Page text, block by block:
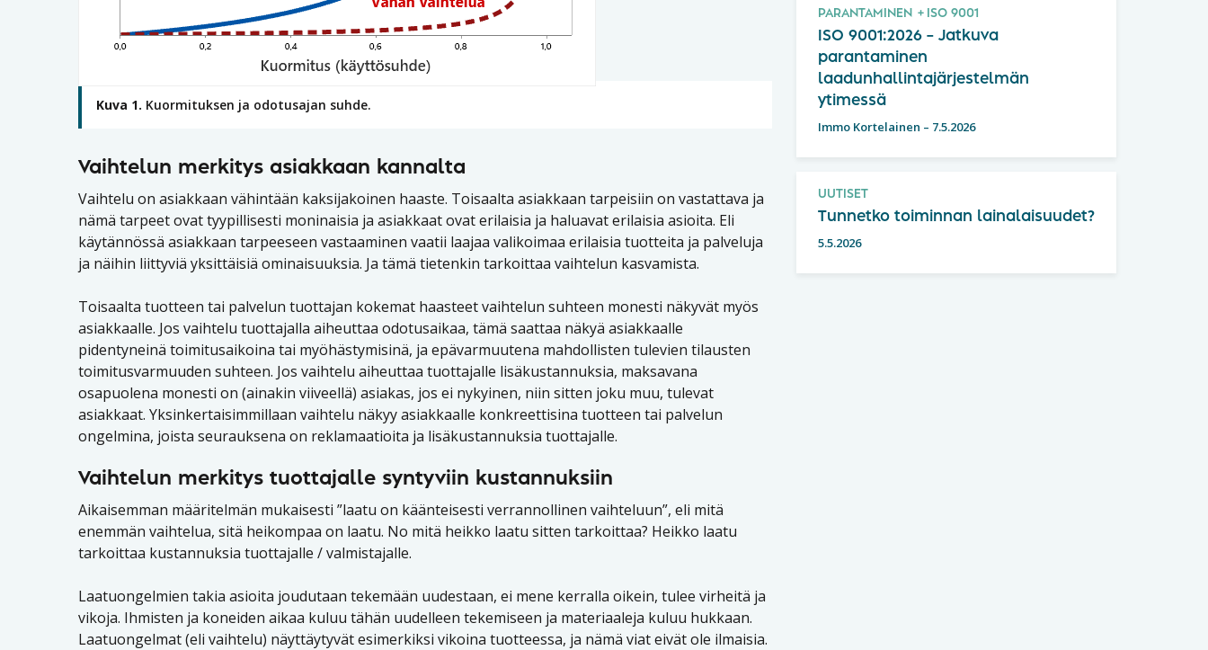
Kuva 1. Kuormituksen ja odotusajan suhde.
Vaihtelun merkitys asiakkaan kannalta
Vaihtelu on asiakkaan vähintään kaksijakoinen haaste. Toisaalta asiakkaan tarpeisiin on vastattava ja
nämä tarpeet ovat tyypillisesti moninaisia ja asiakkaat ovat erilaisia ja haluavat erilaisia asioita. Eli
käytännössä asiakkaan tarpeeseen vastaaminen vaatii laajaa valikoimaa erilaisia tuotteita ja palveluja
ja näihin liittyviä yksittäisiä ominaisuuksia. Ja tämä tietenkin tarkoittaa vaihtelun kasvamista.
Toisaalta tuotteen tai palvelun tuottajan kokemat haasteet vaihtelun suhteen monesti näkyvät myös
asiakkaalle. Jos vaihtelu tuottajalla aiheuttaa odotusaikaa, tämä saattaa näkyä asiakkaalle
pidentyneinä toimitusaikoina tai myöhästymisinä, ja epävarmuutena mahdollisten tulevien tilausten
toimitusvarmuuden suhteen. Jos vaihtelu aiheuttaa tuottajalle lisäkustannuksia, maksavana
osapuolena monesti on (ainakin viiveellä) asiakas, jos ei nykyinen, niin sitten joku muu, tulevat
asiakkaat. Yksinkertaisimmillaan vaihtelu näkyy asiakkaalle konkreettisina tuotteen tai palvelun
ongelmina, joista seurauksena on reklamaatioita ja lisäkustannuksia tuottajalle.
Vaihtelun merkitys tuottajalle syntyviin kustannuksiin
Aikaisemman määritelmän mukaisesti ”laatu on käänteisesti verrannollinen vaihteluun”, eli mitä
enemmän vaihtelua, sitä heikompaa on laatu. No mitä heikko laatu sitten tarkoittaa? Heikko laatu
tarkoittaa kustannuksia tuottajalle / valmistajalle.
Laatuongelmien takia asioita joudutaan tekemään uudestaan, ei mene kerralla oikein, tulee virheitä ja
vikoja. Ihmisten ja koneiden aikaa kuluu tähän uudelleen tekemiseen ja materiaaleja kuluu hukkaan.
Laatuongelmat (eli vaihtelu) näyttäytyvät esimerkiksi vikoina tuotteessa, ja nämä viat eivät ole ilmaisia.
PARANTAMINEN ISO 9001
ISO 9001:2026 – Jatkuva
parantaminen
laadunhallintajärjestelmän
ytimessä
Immo Kortelainen – 7.5.2026
UUTISET
Tunnetko toiminnan lainalaisuudet?
5.5.2026